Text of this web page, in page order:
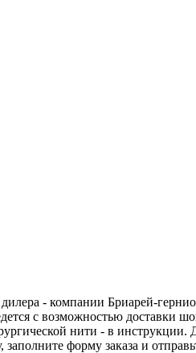
- компании Бриарей-
с возможностью доставки
нити - в
форму заказа и